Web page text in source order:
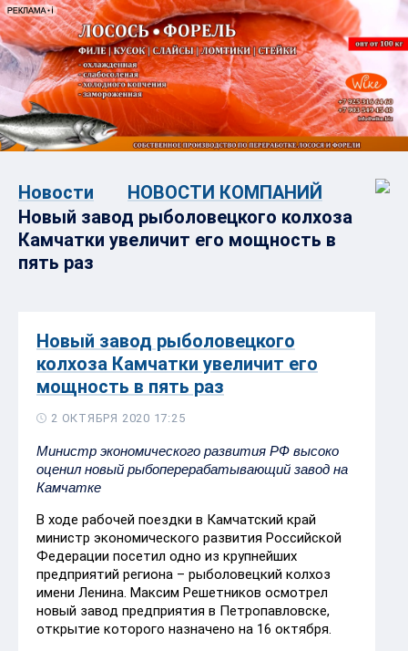
Новости
НОВОСТИ КОМПАНИЙ
Новый завод рыболовецкого колхоза
Камчатки увеличит его мощность в
пять раз
Новый завод рыболовецкого
колхоза Камчатки увеличит его
мощность в пять раз
2 ОКТЯБРЯ 2020 17:25
Министр экономического развития РФ высоко
оценил новый рыбоперерабатывающий завод на
Камчатке
В ходе рабочей поездки в Камчатский край
министр экономического развития Российской
Федерации посетил одно из крупнейших
предприятий региона – рыболовецкий колхоз
имени Ленина. Максим Решетников осмотрел
новый завод предприятия в Петропавловске,
открытие которого назначено на 16 октября.